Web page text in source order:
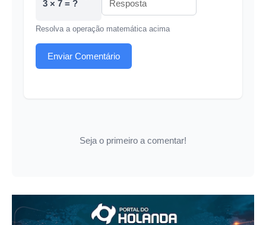
3 × 7 = ?
Resolva a operação matemática acima
Enviar Comentário
Seja o primeiro a comentar!